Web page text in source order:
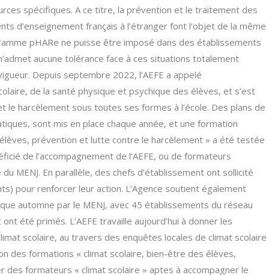
spécifiques. A ce titre, la prévention et le traitement des
d’enseignement français à l’étranger font l’objet de la même
pHARe ne puisse être imposé dans des établissements
aucune tolérance face à ces situations totalement
Depuis septembre 2022, l’AEFE a appelé
de la santé physique et psychique des élèves, et s’est
harcèlement sous toutes ses formes à l’école. Des plans de
sont mis en place chaque année, et une formation
prévention et lutte contre le harcèlement » a été testée
de l’accompagnement de l’AEFE, ou de formateurs
MENJ. En parallèle, des chefs d’établissement ont sollicité
pour renforcer leur action. L’Agence soutient également
automne par le MENJ, avec 45 établissements du réseau
été primés. L’AEFE travaille aujourd’hui à donner les
scolaire, au travers des enquêtes locales de climat scolaire
des formations « climat scolaire, bien-être des élèves,
formateurs « climat scolaire » aptes à accompagner le